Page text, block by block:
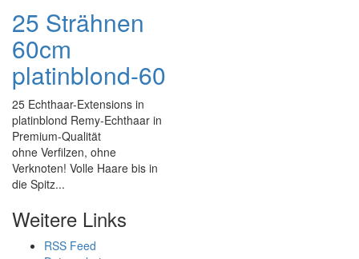
25 Strähnen
60cm
platinblond-60
25 Echthaar-Extensions in
platinblond Remy-Echthaar in
Premium-Qualität
ohne Verfilzen, ohne
Verknoten! Volle Haare bis in
die Spitz...
Weitere Links
RSS Feed